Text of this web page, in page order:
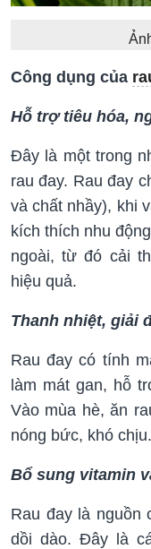
Công dụng của
Hỗ trợ tiêu hóa,
Đây là một trong
rau đay. Rau đay
và chất nhầy), khi
kích thích nhu
ngoài, từ đó cải
hiệu quả.
Thanh nhiệt, giải
Rau đay có tính
làm mát gan, hỗ
Vào mùa hè, ăn
nóng bức, khó chịu.
Bổ sung vitamin
Rau đay là nguồn
dồi dào. Đây là